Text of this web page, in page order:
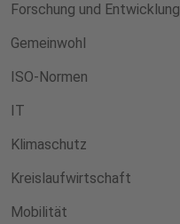
Forschung und Entwicklung
Gemeinwohl
ISO-Normen
IT
Klimaschutz
Kreislaufwirtschaft
Mobilität